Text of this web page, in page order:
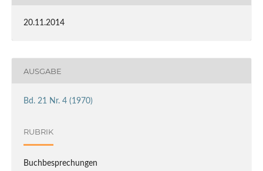
20.11.2014
AUSGABE
Bd. 21 Nr. 4 (1970)
RUBRIK
Buchbesprechungen